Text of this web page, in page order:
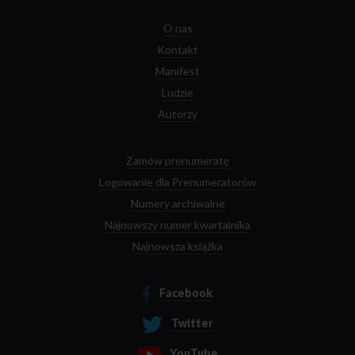
O nas
Kontakt
Manifest
Ludzie
Autorzy
Zamów prenumeratę
Logowanie dla Prenumeratorów
Numery archiwalne
Najnowszy numer kwartalnika
Najnowsza książka
Facebook
Twitter